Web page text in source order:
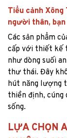
Tiểu cảnh Xông
người thân,
Các sản phẩm
cấp với thiết kế
như dòng suối
thư thái. Đây
hút năng lượng
thiền định, cúng
sống.
LỰA CHỌN